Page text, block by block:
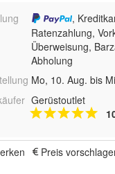
,
Ratenzahlung,
Überweisung,
Abholung
Mo, 10. Aug. bis
Gerüstoutlet
Preis